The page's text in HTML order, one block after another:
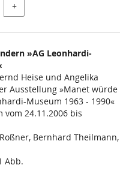
+
»AG Leonhardi-
Heise und Angelika
Ausstellung »Manet würde
Museum 1963 - 1990«
24.11.2006 bis
Bernhard Theilmann,
Abb.